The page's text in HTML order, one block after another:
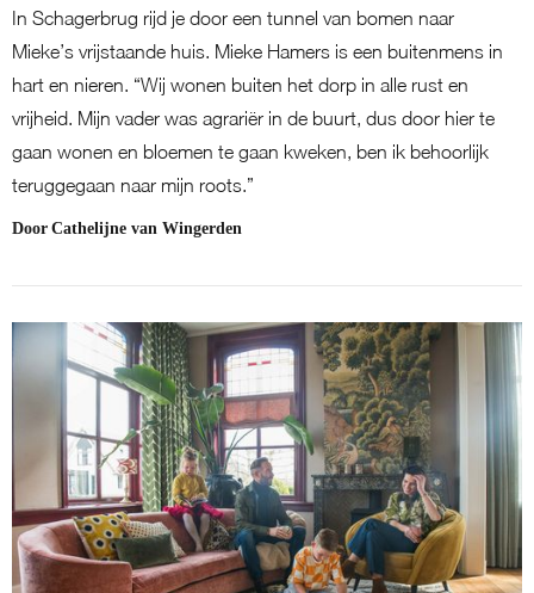
In Schagerbrug rijd je door een tunnel van bomen naar
Mieke’s vrijstaande huis. Mieke Hamers is een buitenmens in
hart en nieren. “Wij wonen buiten het dorp in alle rust en
vrijheid. Mijn vader was agrariër in de buurt, dus door hier te
gaan wonen en bloemen te gaan kweken, ben ik behoorlijk
teruggegaan naar mijn roots.”
Door Cathelijne van Wingerden